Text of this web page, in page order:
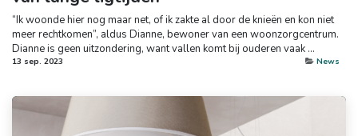
“Ik woonde hier nog maar net, of ik zakte al door de knieën en kon niet
meer rechtkomen”, aldus Dianne, bewoner van een woonzorgcentrum.
Dianne is geen uitzondering, want vallen komt bij ouderen vaak ...
13 sep. 2023 News